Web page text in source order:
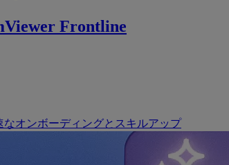
Frontline
なオンボーディングとスキルアップ